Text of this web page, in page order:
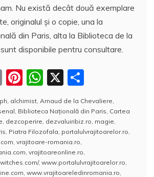
Nu există decât două exemplare
originalul şi o copie, una la
din Paris, alta la Biblioteca de la
disponibile pentru consultare.
E
m
ai
l
Pi
nt
er
e
st
W
at
s
A
p
X
a
rt
aj
a
alchimist Arnaud de la Chevaliere
Biblioteca Naţională din Paris Cartea
dezcoperire dezvaluiribiz.ro magie
Piatra Filozofala portalulvrajitoarelor.ro
vrajitoare-romania.ro
vrajitoareonline.ro
, www.portalulvrajitoarelor.ro
www.vrajitoareledinromania.ro